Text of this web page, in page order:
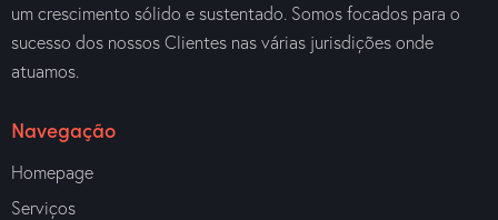
um crescimento sólido e sustentado. Somos focados para o
sucesso dos nossos Clientes nas várias jurisdições onde
atuamos.
Navegação
Homepage
Serviços